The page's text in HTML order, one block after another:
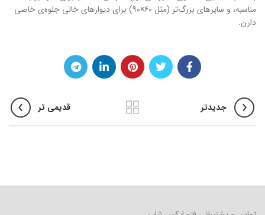
مناسبه، و سایزهای بزرگ‌تر (مثل ۶۰×۹۰) برای دیوارهای خالی جلوه‌ی خاصی
دارن.
جدیدتر قدیمی تر